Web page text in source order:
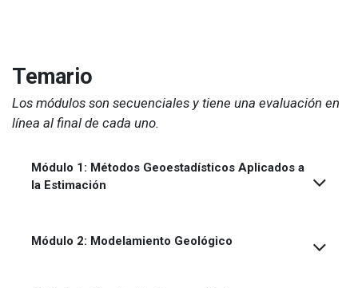
Temario
Los módulos son secuenciales y tiene una evaluación en
línea al final de cada uno.
Módulo 1: Métodos Geoestadísticos Aplicados a
la Estimación
Módulo 2: Modelamiento Geológico